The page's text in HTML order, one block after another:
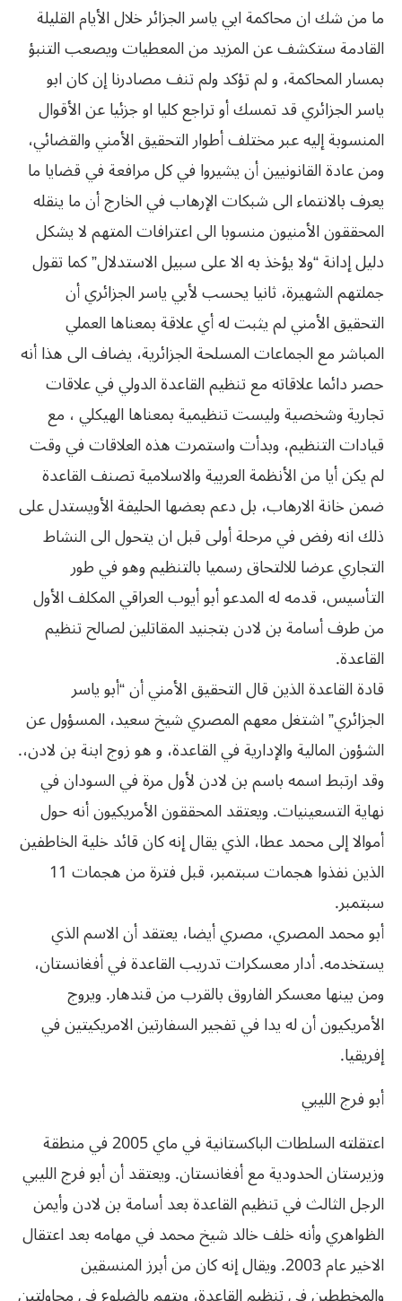
ما من شك ان محاكمة ابي ياسر الجزائر خلال الأيام القليلة
القادمة ستكشف عن المزيد من المعطيات ويصعب التنبؤ
بمسار المحاكمة، و لم تؤكد ولم تنف مصادرنا إن كان ابو
ياسر الجزائري قد تمسك أو تراجع كليا او جزئيا عن الأقوال
المنسوبة إليه عبر مختلف أطوار التحقيق الأمني والقضائي،
ومن عادة القانونيين أن يشيروا في كل مرافعة في قضايا ما
يعرف بالانتماء الى شبكات الإرهاب في الخارج أن ما ينقله
المحققون الأمنيون منسوبا الى اعترافات المتهم لا يشكل
دليل إدانة “ولا يؤخذ به الا على سبيل الاستدلال” كما تقول
جملتهم الشهيرة، ثانيا يحسب لأبي ياسر الجزائري أن
التحقيق الأمني لم يثبت له أي علاقة بمعناها العملي
المباشر مع الجماعات المسلحة الجزائرية، يضاف الى هذا أنه
حصر دائما علاقاته مع تنظيم القاعدة الدولي في علاقات
تجارية وشخصية وليست تنظيمية بمعناها الهيكلي ، مع
قيادات التنظيم، وبدأت واستمرت هذه العلاقات في وقت
لم يكن أيا من الأنظمة العربية والاسلامية تصنف القاعدة
ضمن خانة الارهاب، بل دعم بعضها الحليفة الأويستدل على
ذلك انه رفض في مرحلة أولى قبل ان يتحول الى النشاط
التجاري عرضا للالتحاق رسميا بالتنظيم وهو في طور
التأسيس، قدمه له المدعو أبو أيوب العراقي المكلف الأول
من طرف أسامة بن لادن بتجنيد المقاتلين لصالح تنظيم
القاعدة.
قادة القاعدة الذين قال التحقيق الأمني أن “أبو ياسر
الجزائري” اشتغل معهم المصري شيخ سعيد، المسؤول عن
الشؤون المالية والإدارية في القاعدة، و هو زوج ابنة بن لادن،.
وقد ارتبط اسمه باسم بن لادن لأول مرة في السودان في
نهاية التسعينيات. ويعتقد المحققون الأمريكيون أنه حول
أموالا إلى محمد عطا، الذي يقال إنه كان قائد خلية الخاطفين
الذين نفذوا هجمات سبتمبر، قبل فترة من هجمات 11
سبتمبر.
أبو محمد المصري، مصري أيضا، يعتقد أن الاسم الذي
يستخدمه. أدار معسكرات تدريب القاعدة في أفغانستان،
ومن بينها معسكر الفاروق بالقرب من قندهار. ويروج
الأمريكيون أن له يدا في تفجير السفارتين الامريكيتين في
إفريقيا.
أبو فرج الليبي
اعتقلته السلطات الباكستانية في ماي 2005 في منطقة
وزيرستان الحدودية مع أفغانستان. ويعتقد أن أبو فرج الليبي
الرجل الثالث في تنظيم القاعدة بعد أسامة بن لادن وأيمن
الظواهري وأنه خلف خالد شيخ محمد في مهامه بعد اعتقال
الاخير عام 2003. ويقال إنه كان من أبرز المنسقين